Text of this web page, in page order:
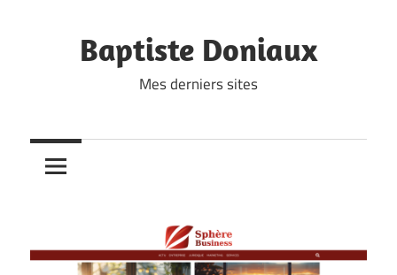
Baptiste Doniaux
Mes derniers sites